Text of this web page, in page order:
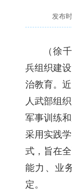
发布
（徐
兵组织建
治教育。
人武部组
军事训练
采用实践
式，旨在
能力 、 业
定。